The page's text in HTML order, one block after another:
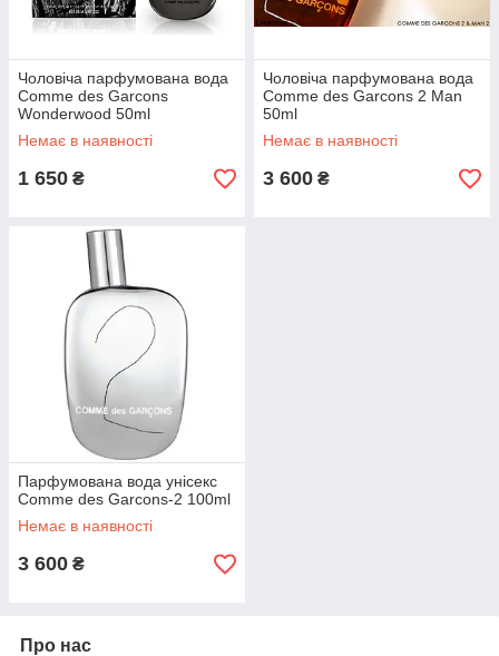
Чоловіча парфумована вода
Comme des Garcons
Wonderwood 50ml
Немає в наявності
1 650 ₴
Чоловіча парфумована вода
Comme des Garcons 2 Man
50ml
Немає в наявності
3 600 ₴
Парфумована вода унісекс
Comme des Garcons-2 100ml
Немає в наявності
3 600 ₴
Про нас